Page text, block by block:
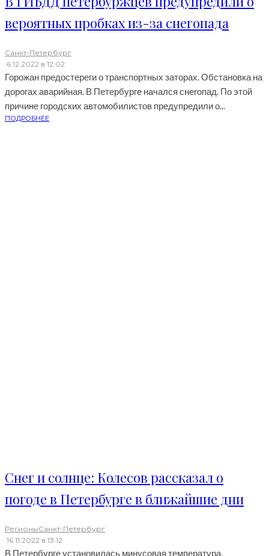
вероятных пробках из-за снегопада
Санкт-Петербург
·6.12.2022 в 12:02
Горожан предостереги о транспортных заторах. Обстановка на
дорогах аварийная. В Петербурге начался снегопад. По этой
причине городских автомобилистов предупредили о...
ПОДРОБНЕЕ
Снег и солнце: Колесов рассказал о
погоде в Петербурге в ближайшие дни
РегионыСанкт-Петербург
·16.11.2022 в 13:12
В Петербурге установилась минусовая температура,